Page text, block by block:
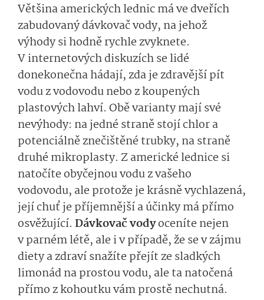
Většina amerických lednic má ve dveřích
zabudovaný dávkovač vody, na jehož
výhody si hodně rychle zvyknete.
V internetových diskuzích se lidé
donekonečna hádají, zda je zdravější pít
vodu z vodovodu nebo z koupených
plastových lahví. Obě varianty mají své
nevýhody: na jedné straně stojí chlor a
potenciálně znečištěné trubky, na straně
druhé mikroplasty. Z americké lednice si
natočíte obyčejnou vodu z vašeho
vodovodu, ale protože je krásně vychlazená,
její chuť je příjemnější a účinky má přímo
osvěžující. Dávkovač vodyoceníte nejen
v parném létě, ale i v případě, že se v zájmu
diety a zdraví snažíte přejít ze sladkých
limonád na prostou vodu, ale ta natočená
přímo z kohoutku vám prostě nechutná.